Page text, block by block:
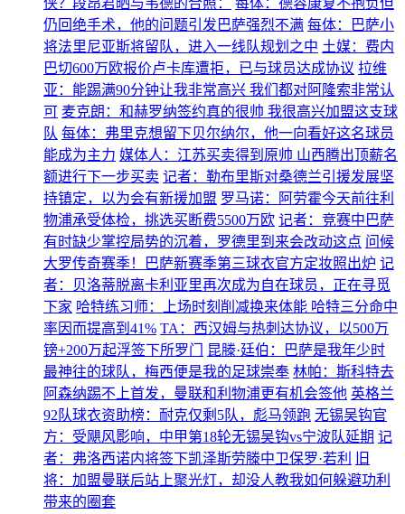
仍回绝手术，他的问题引发巴萨强烈不满 每体：巴萨小
将法里尼亚斯将留队，进入一线队规划之中 土媒：费内
巴切600万欧报价卢卡库遭拒，已与球员达成协议 拉维
亚：能踢满90分钟让我非常高兴 我们都对阿隆索非常认
可 麦克朗：和赫罗纳签约真的很帅 我很高兴加盟这支球
队 每体：弗里克想留下贝尔纳尔，他一向看好这名球员
能成为主力 媒体人：江苏买卖得到原帅 山西腾出顶薪名
额进行下一步买卖 记者：勒布里斯对桑德兰引援发展坚
持镇定，以为会有新援加盟 罗马诺：阿劳霍今天前往利
物浦承受体检，挑选买断费5500万欧 记者：竞赛中巴萨
有时缺少掌控局势的沉着，罗德里到来会改动这点 问候
大罗传奇赛季！巴萨新赛季第三球衣官方定妆照出炉 记
者：贝洛蒂脱离卡利亚里再次成为自在球员，正在寻觅
下家 哈特练习师：上场时刻削减换来体能 哈特三分命中
率因而提高到41% TA：西汉姆与热刺达协议，以500万
镑+200万起浮签下所罗门
昆滕·廷伯：巴萨是我年少时
最神往的球队，梅西便是我的足球崇奉 林帕：斯科特去
阿森纳踢不上首发，曼联和利物浦更有机会签他 英格兰
92队球衣资助榜：耐克仅剩5队，彪马领跑 无锡吴钩官
方：受飓风影响，中甲第18轮无锡吴钩vs宁波队延期 记
者：弗洛西诺内将签下凯泽斯劳滕中卫保罗·若利
旧
将：加盟曼联后站上聚光灯，却没人教我如何躲避功利
带来的圈套